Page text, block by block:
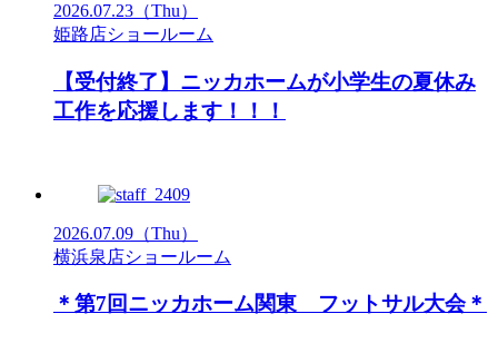
2026.07.23 （Thu）
姫路店ショールーム
【受付終了】ニッカホームが小学生の夏休み
工作を応援します！！！
2026.07.09 （Thu）
横浜泉店ショールーム
＊第7回ニッカホーム関東 フットサル大会＊